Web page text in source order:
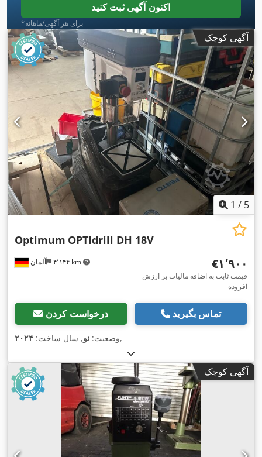
اکنون آگهی ثبت کنید
*برای هر آگهی/ماهانه
آگهی کوچک
1 / 5
آلمان ۴٬۱۴۴ km
Optimum OPTIdrill DH 18V
‎€۱٬۹۰۰
قیمت ثابت به اضافه مالیات بر ارزش
افزوده
درخواست کردن تماس بگیرید
وضعیت: نو, سال ساخت: ۲۰۲۴ ,
آگهی کوچک